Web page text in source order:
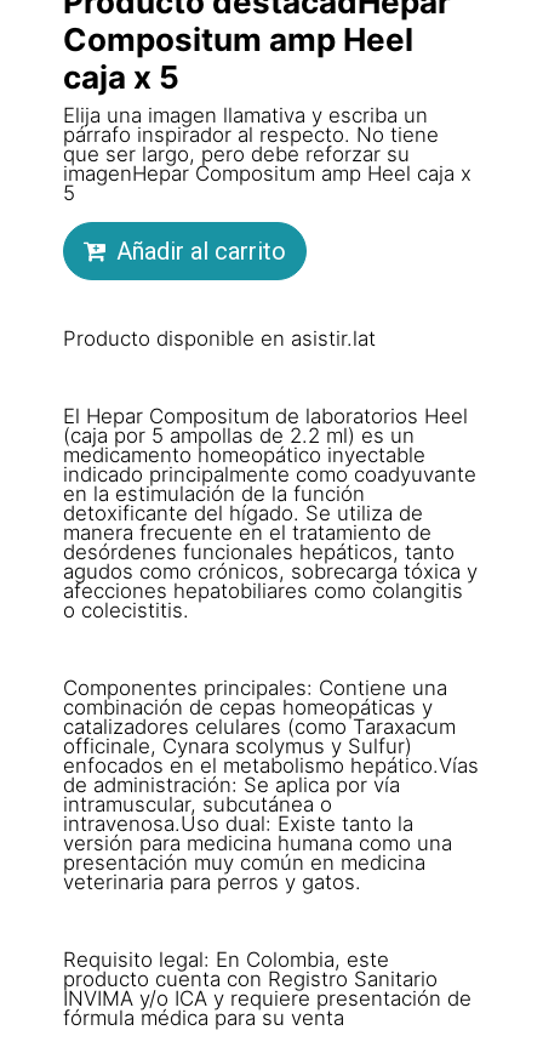
Compositum amp Heel
caja x 5
Elija una imagen llamativa y escriba un
párrafo inspirador al respecto. No tiene
que ser largo, pero debe reforzar su
imagenHepar Compositum amp Heel caja x
5
Añadir al carrito
Producto disponible en asistir.lat
El Hepar Compositum de laboratorios Heel
(caja por 5 ampollas de 2.2 ml) es un
medicamento homeopático inyectable
indicado principalmente como coadyuvante
en la estimulación de la función
detoxificante del hígado. Se utiliza de
manera frecuente en el tratamiento de
desórdenes funcionales hepáticos, tanto
agudos como crónicos, sobrecarga tóxica y
afecciones hepatobiliares como colangitis
o colecistitis.
Componentes principales: Contiene una
combinación de cepas homeopáticas y
catalizadores celulares (como Taraxacum
officinale, Cynara scolymus y Sulfur)
enfocados en el metabolismo hepático.Vías
de administración: Se aplica por vía
intramuscular, subcutánea o
intravenosa.Uso dual: Existe tanto la
versión para medicina humana como una
presentación muy común en medicina
veterinaria para perros y gatos.
Requisito legal: En Colombia, este
producto cuenta con Registro Sanitario
INVIMA y/o ICA y requiere presentación de
fórmula médica para su venta